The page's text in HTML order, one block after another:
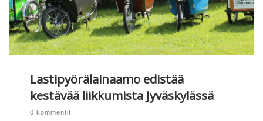
Lastipyörälainaamo edistää
kestävää liikkumista Jyväskylässä
0 kommentit